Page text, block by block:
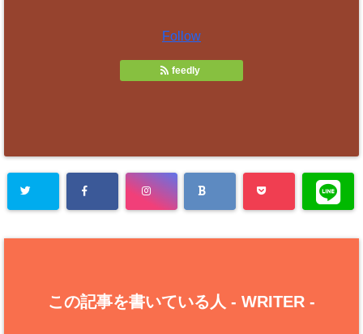
Follow
feedly
この記事を書いている人 - WRITER -